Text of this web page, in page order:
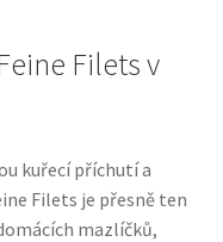
Filets v
kuřecí příchutí a
Filets je přesně ten
mazlíčků,